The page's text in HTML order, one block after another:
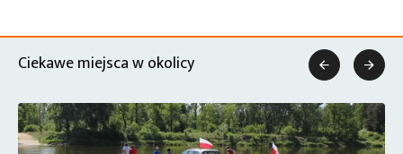
Ciekawe miejsca w okolicy  